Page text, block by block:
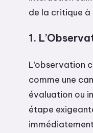
de la critique à
1.
L’observation
comme une
évaluation ou
étape